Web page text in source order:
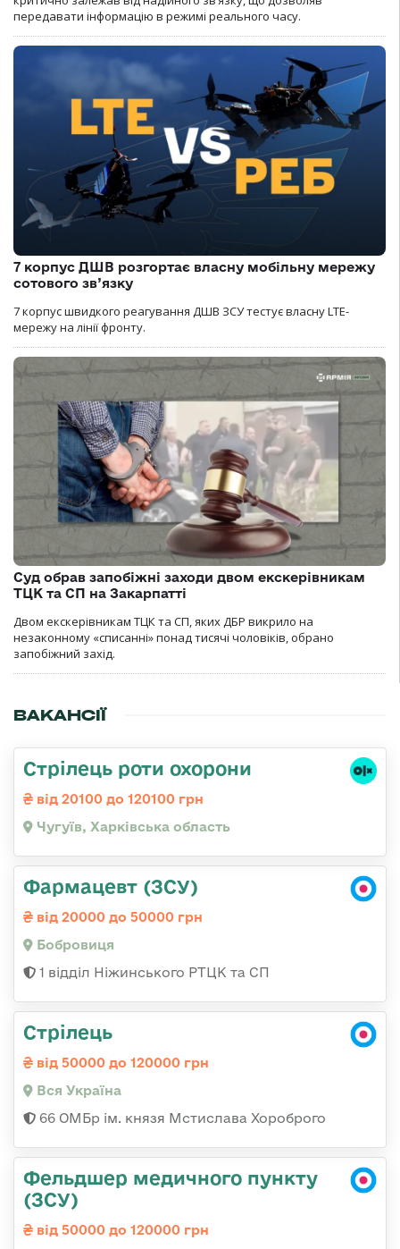
передавати інформацію в режимі реального часу.
7 корпус ДШВ розгортає власну мобільну мережу
сотового зв’язку
7 корпус швидкого реагування ДШВ ЗСУ тестує власну LTE-
мережу на лінії фронту.
Суд обрав запобіжні заходи двом екскерівникам
ТЦК та СП на Закарпатті
Двом екскерівникам ТЦК та СП, яких ДБР викрило на
незаконному «списанні» понад тисячі чоловіків, обрано
запобіжний захід.
ВАКАНСІЇ
Стрілець роти охорони
від 20100 до 120100 грн
Чугуїв, Харківська область
Фармацевт (ЗСУ)
від 20000 до 50000 грн
Бобровиця
1 відділ Ніжинського РТЦК та СП
Стрілець
від 50000 до 120000 грн
Вся Україна
66 ОМБр ім. князя Мстислава Хороброго
Фельдшер медичного пункту
(ЗСУ)
від 50000 до 120000 грн